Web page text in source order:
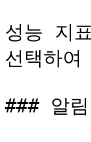
성능 지
선택하
### 알